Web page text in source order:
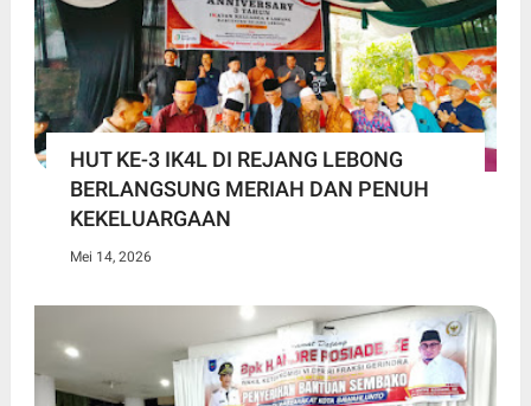
HUT KE-3 IK4L DI REJANG LEBONG
BERLANGSUNG MERIAH DAN PENUH
KEKELUARGAAN
Mei 14, 2026